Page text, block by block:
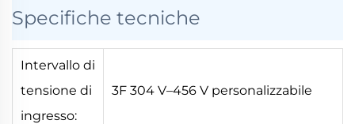
Specifiche tecniche
Intervallo di
tensione di
ingresso:
3F 304 V–456 V personalizzabile